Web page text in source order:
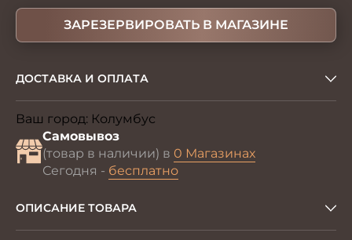
ЗАРЕЗЕРВИРОВАТЬ В МАГАЗИНЕ
ДОСТАВКА И ОПЛАТА
Ваш город: Колумбус
Самовывоз
(товар в наличии) в 0 Магазинах
Сегодня - бесплатно
ОПИСАНИЕ ТОВАРА